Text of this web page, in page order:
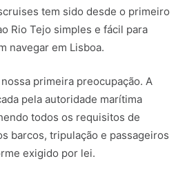
tem sido desde o primeiro
Rio Tejo simples e fácil para
navegar em Lisboa.
primeira preocupação. A
pela autoridade marítima
todos os requisitos de
barcos, tripulação e passageiros
exigido por lei.